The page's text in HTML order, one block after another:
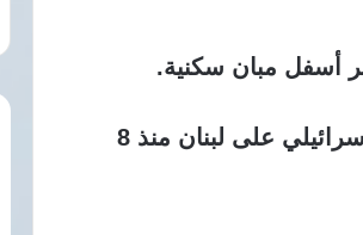
أسفل مبان سكنية.
وتأتي هذه الغارات في اليوم الخامس من “أعنف” هجوم إسرائيلي على لبنان منذ 8